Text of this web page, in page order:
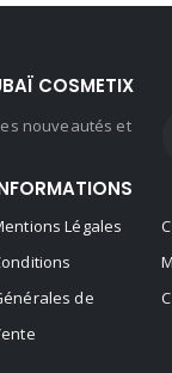
COSMETIX
nouveautés et
Légales
de